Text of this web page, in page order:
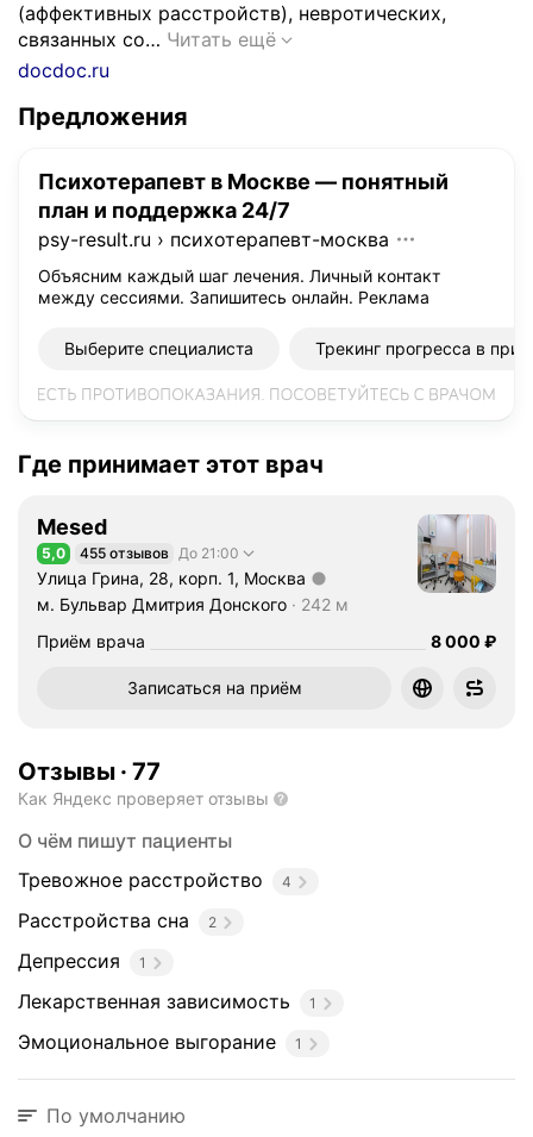
(аффективных расстройств), невротических,
связанных со… Читать ещё
и
л
е
ч
е
с
е
с
х
о
р
с
docdoc.ru
Предложения
Психотерапевт в Москве — понятный
план и поддержка 24/7
psy-result.ru › психотерапевт-москва
Объясним каждый шаг лечения. Личный контакт
между сессиями. Запишитесь онлайн. Реклама
Выберите специалиста Трекинг прогресса в
Где принимает этот врач
Mesed
Рейтинг 5,0 из 5
5,0 455 отзывов До 21:00
Улица Грина, 28, корп. 1, Москва
Метро м. Бульвар Дмитрия Донского Расстояние 242 м
м. Бульвар Дмитрия Донского
242 м
Приём врача
Цена
8000
8 000 ₽
Записаться на приём
Отзывы · 77
Как Яндекс проверяет отзывы
О чём пишут пациенты
Тревожное расстройство
4
Расстройства сна 2
Депрессия 1
Лекарственная зависимость 1
Эмоциональное выгорание 1
По умолчанию